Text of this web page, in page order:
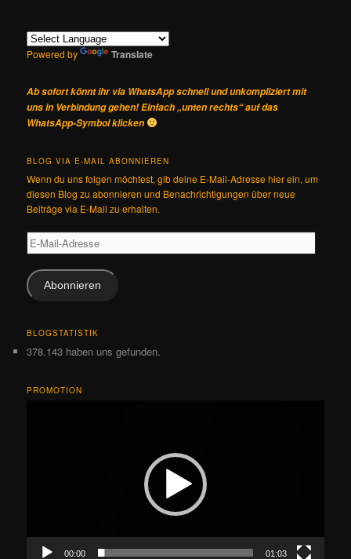
Powered by Translate
Ab sofort könnt ihr via WhatsApp schnell und unkompliziert mit
uns in Verbindung gehen! Einfach „unten rechts“ auf das
WhatsApp-Symbol klicken
BLOG VIA E-MAIL ABONNIEREN
Wenn du uns folgen möchtest, gib deine E-Mail-Adresse hier ein, um
diesen Blog zu abonnieren und Benachrichtigungen über neue
Beiträge via E-Mail zu erhalten.
E-
Mail-
Adresse
Abonnieren
BLOGSTATISTIK
378.143 haben uns gefunden.
PROMOTION
00:00 01:03